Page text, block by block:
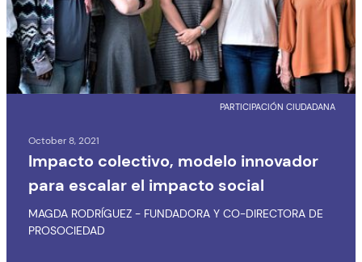
PARTICIPACIÓN CIUDADANA
October 8, 2021
Impacto colectivo, modelo innovador
para escalar el impacto social
MAGDA RODRÍGUEZ - FUNDADORA Y CO-DIRECTORA DE
PROSOCIEDAD